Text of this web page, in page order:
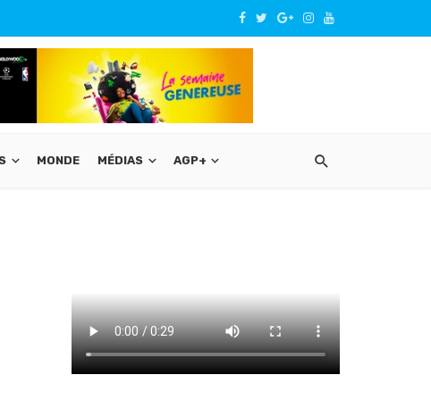
MONDE MÉDIAS AGP+